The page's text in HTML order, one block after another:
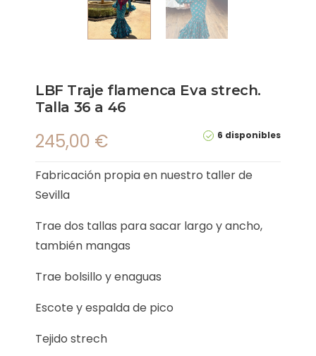
LBF Traje flamenca Eva strech.
Talla 36 a 46
6 disponibles
245,00 €
Fabricación propia en nuestro taller de
Sevilla
Trae dos tallas para sacar largo y ancho,
también mangas
Trae bolsillo y enaguas
Escote y espalda de pico
Tejido strech